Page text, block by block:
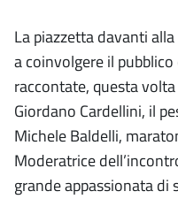
La piazzetta davanti
a coinvolgere il
raccontate, questa
Giordano Cardellini, il
Michele Baldelli,
Moderatrice
grande appassionata